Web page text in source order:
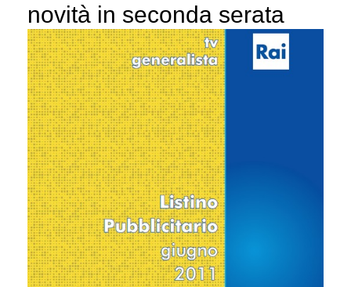
novità in seconda serata